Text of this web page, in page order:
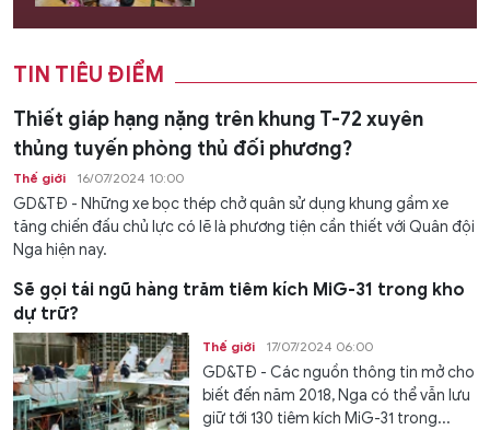
TIN TIÊU ĐIỂM
Thiết giáp hạng nặng trên khung T-72 xuyên
thủng tuyến phòng thủ đối phương?
Thế giới 16/07/2024 10:00
GD&TĐ - Những xe bọc thép chở quân sử dụng khung gầm xe
tăng chiến đấu chủ lực có lẽ là phương tiện cần thiết với Quân đội
Nga hiện nay.
Sẽ gọi tái ngũ hàng trăm tiêm kích MiG-31 trong kho
dự trữ?
Thế giới 17/07/2024 06:00
GD&TĐ - Các nguồn thông tin mở cho
biết đến năm 2018, Nga có thể vẫn lưu
giữ tới 130 tiêm kích MiG-31 trong...